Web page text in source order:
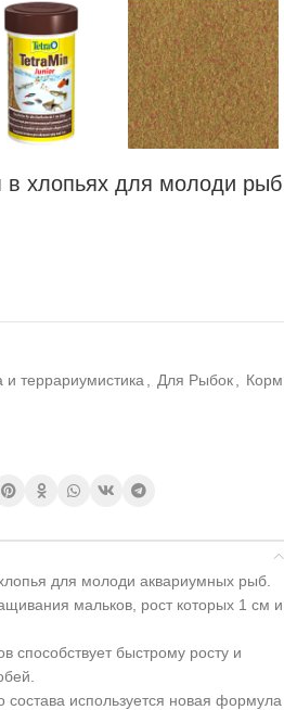
в хлопьях для молоди рыб
и террариумистика Для Рыбок
Корм
для молоди аквариумных рыб.
мальков, рост которых 1 см и
способствует быстрому росту и
состава используется новая формула